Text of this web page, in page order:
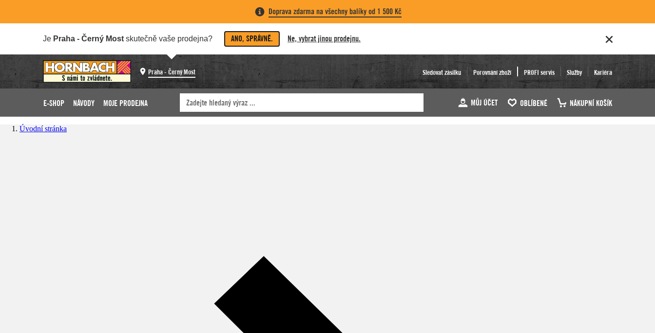
Doprava zdarma na všechny balíky od 1 500 Kč
Je Praha - Černý Most skutečně vaše prodejna? ANO, SPRÁVNĚ. Ne, vybrat jinou prodejnu.
Praha - Černý Most Sledovat zásilku Porovnání zboží PROFI servis Služby Kariéra
E-SHOP NÁVODY MOJE PRODEJNA MŮJ ÚČET OBLÍBENÉ NÁKUPNÍ KOŠÍK
Úvodní stránka